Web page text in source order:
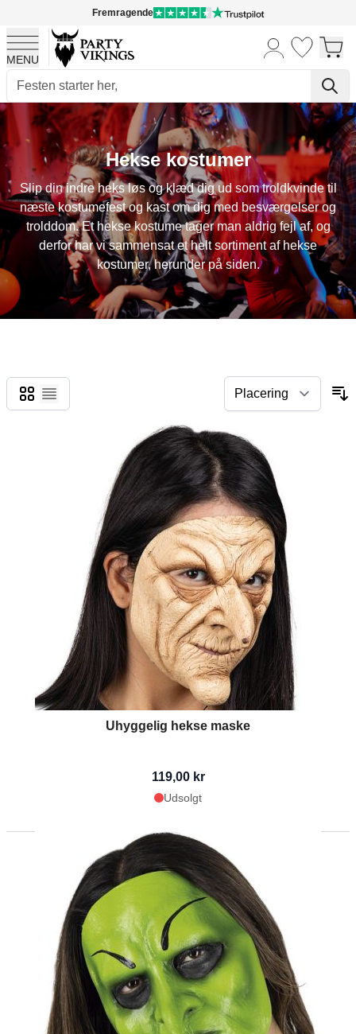
Fremragende
MENU
Skip to Content
Hekse kostumer
Slip din indre heks løs og klæd dig ud som troldkvinde til
næste kostumefest og kast om dig med besværgelser og
trolddom. Et hekse kostume tager man aldrig fejl af, og
derfor har vi sammensat et helt sortiment af hekse
kostumer, herunder på siden.
Gitter
Liste
Uhyggelig hekse maske
119,00 kr
Udsolgt